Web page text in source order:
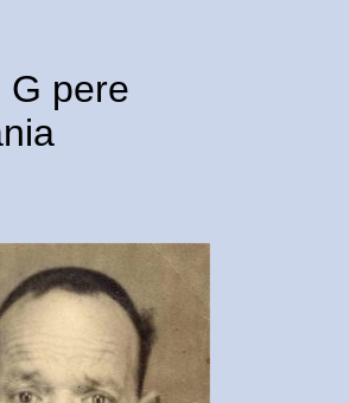
G pere